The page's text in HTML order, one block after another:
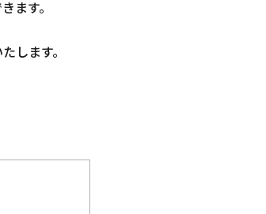
ます。
します。